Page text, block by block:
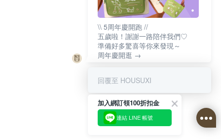
\\ 5周年慶開跑 //
五歲啦！謝謝一路陪伴我們♡
準備好多驚喜等你來發現～
周年慶開逛 →
回覆至 HOUSUXI
加入綁訂領100折扣金
連結 LINE 帳號